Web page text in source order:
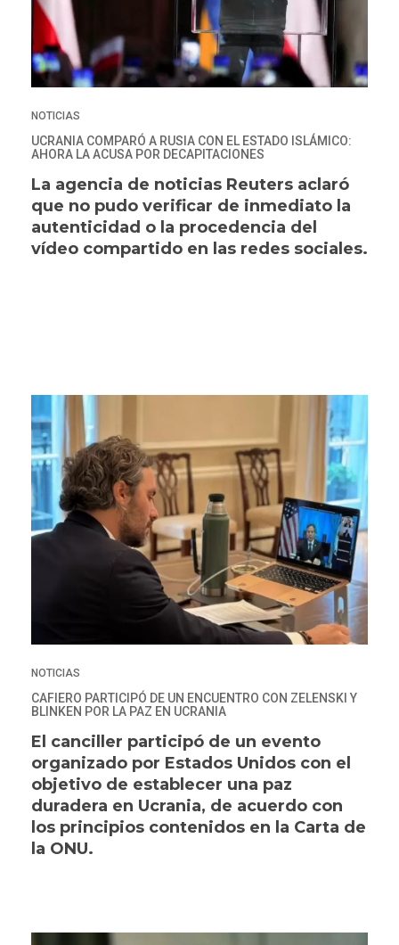
NOTICIAS
UCRANIA COMPARÓ A RUSIA CON EL ESTADO ISLÁMICO:
AHORA LA ACUSA POR DECAPITACIONES
La agencia de noticias Reuters aclaró
que no pudo verificar de inmediato la
autenticidad o la procedencia del
vídeo compartido en las redes sociales.
NOTICIAS
CAFIERO PARTICIPÓ DE UN ENCUENTRO CON ZELENSKI Y
BLINKEN POR LA PAZ EN UCRANIA
El canciller participó de un evento
organizado por Estados Unidos con el
objetivo de establecer una paz
duradera en Ucrania, de acuerdo con
los principios contenidos en la Carta de
la ONU.